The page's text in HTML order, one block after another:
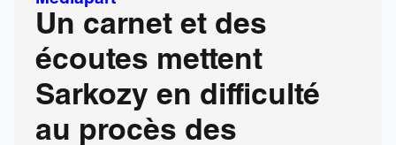
Un carnet et des
écoutes mettent
Sarkozy en difficulté
au procès des